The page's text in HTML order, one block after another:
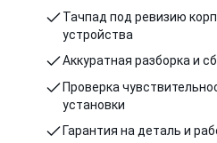
Тачпад под ревизию
устройства
Аккуратная разборка и
Проверка
установки
Гарантия на деталь и